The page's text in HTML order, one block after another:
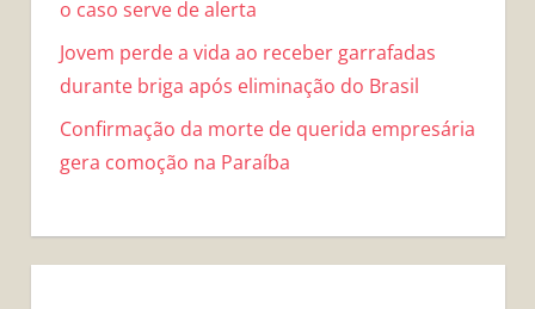
o caso serve de alerta
Jovem perde a vida ao receber garrafadas
durante briga após eliminação do Brasil
Confirmação da morte de querida empresária
gera comoção na Paraíba